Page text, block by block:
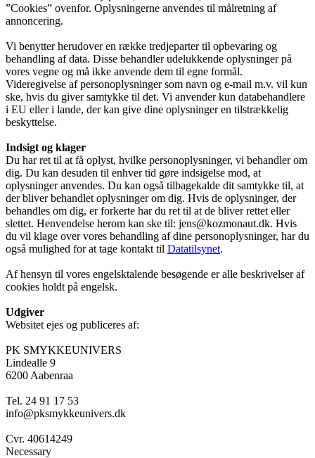
”Cookies” ovenfor. Oplysningerne anvendes til målretning af
annoncering.
Vi benytter herudover en række tredjeparter til opbevaring og
behandling af data. Disse behandler udelukkende oplysninger på
vores vegne og må ikke anvende dem til egne formål.
Videregivelse af personoplysninger som navn og e-mail m.v. vil kun
ske, hvis du giver samtykke til det. Vi anvender kun databehandlere
i EU eller i lande, der kan give dine oplysninger en tilstrækkelig
beskyttelse.
Indsigt og klager
Du har ret til at få oplyst, hvilke personoplysninger, vi behandler om
dig. Du kan desuden til enhver tid gøre indsigelse mod, at
oplysninger anvendes. Du kan også tilbagekalde dit samtykke til, at
der bliver behandlet oplysninger om dig. Hvis de oplysninger, der
behandles om dig, er forkerte har du ret til at de bliver rettet eller
slettet. Henvendelse herom kan ske til: jens@kozmonaut.dk. Hvis
du vil klage over vores behandling af dine personoplysninger, har du
også mulighed for at tage kontakt til Datatilsynet.
Af hensyn til vores engelsktalende besøgende er alle beskrivelser af
cookies holdt på engelsk.
Udgiver
Websitet ejes og publiceres af:
PK SMYKKEUNIVERS
Lindealle 9
6200 Aabenraa
Tel. 24 91 17 53
info@pksmykkeunivers.dk
Cvr. 40614249
Necessary